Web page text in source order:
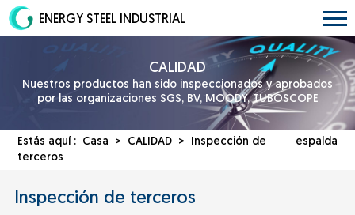
ENERGY STEEL INDUSTRIAL
CALIDAD
Nuestros productos han sido inspeccionados y aprobados
por las organizaciones SGS, BV, MOODY, TUBOSCOPE
espalda
Estás aquí : Casa > CALIDAD > Inspección de
terceros
Inspección de terceros